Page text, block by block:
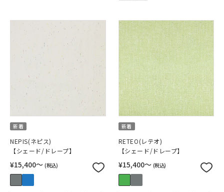
新着
NEPIS(ネピス)
【シェード/ドレープ】
¥15,400〜 (税込)
新着
RETEO(レテオ)
【シェード/ドレープ】
¥15,400〜 (税込)